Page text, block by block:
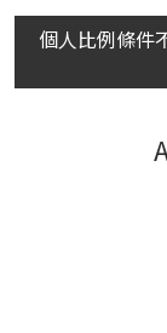
個人比例條件